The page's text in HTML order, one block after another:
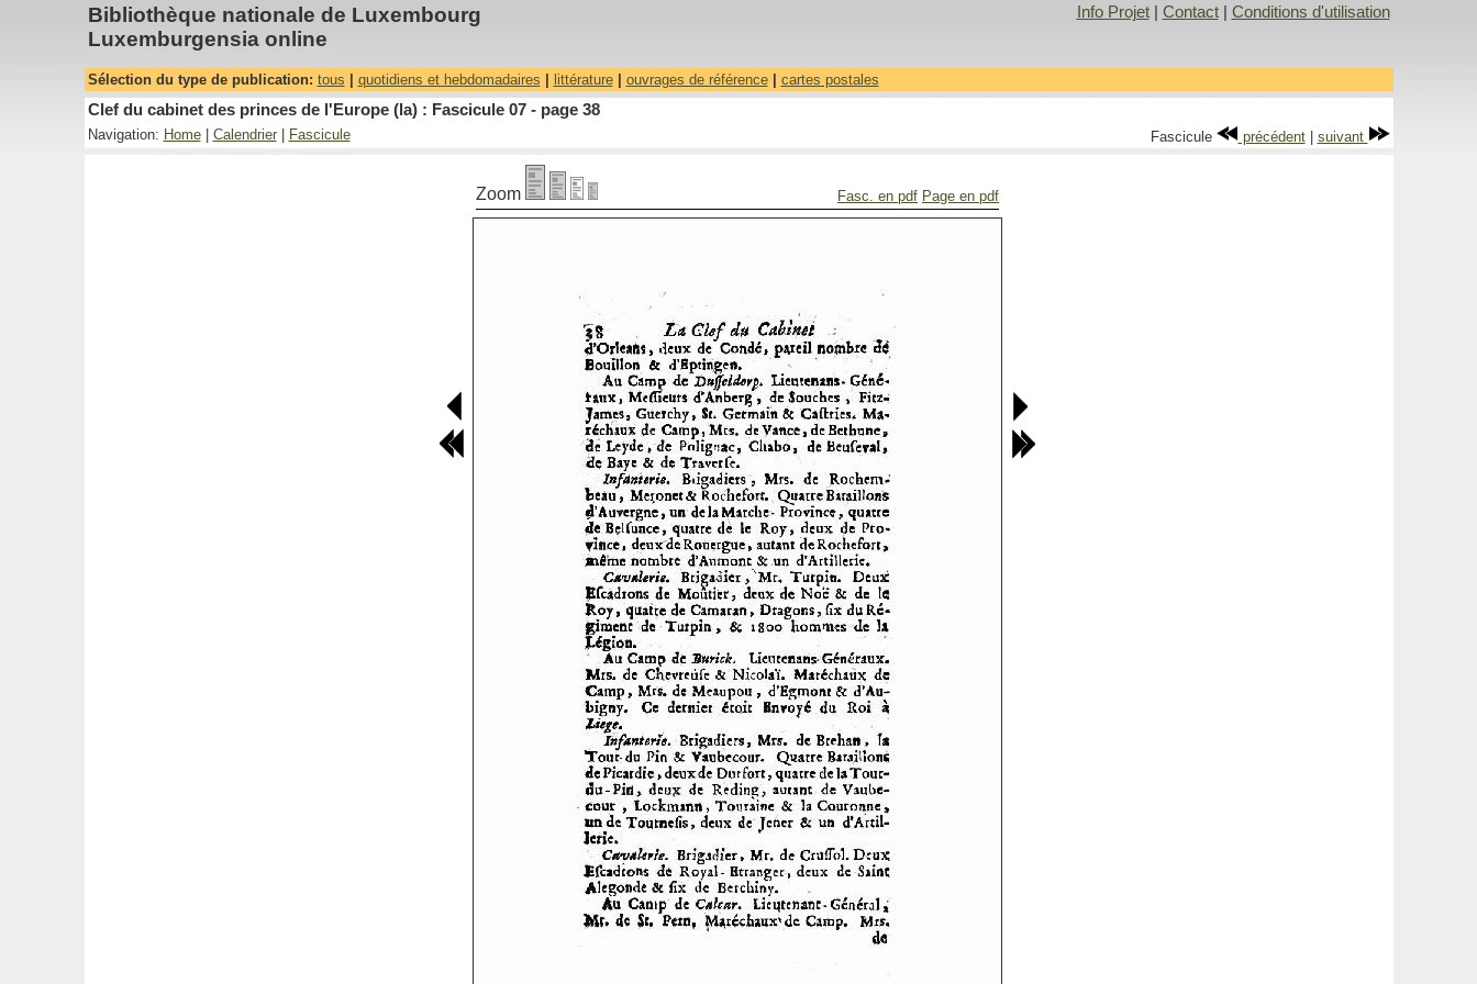
Bibliothèque nationale de Luxembourg
Luxemburgensia online
Info Projet| Contact| Conditions d'utilisation
Sélection du type de publication: tous quotidiens et hebdomadaires littérature| ouvrages de référence| cartes postales
Clef du cabinet des princes de l'Europe (la) : Fascicule 07 - page 38
Navigation: Home| Calendrier| Fascicule Fascicule précédent| suivant
Zoom Fasc. en pdf Page en pdf